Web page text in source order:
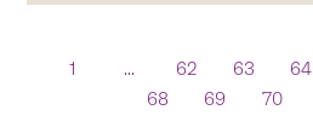
1 ... 62 63 64
68
69 70